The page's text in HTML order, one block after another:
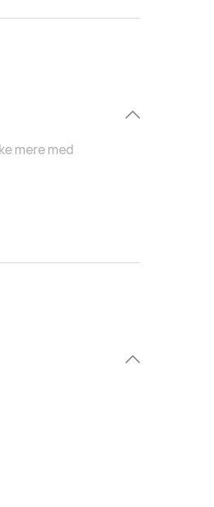
mere med